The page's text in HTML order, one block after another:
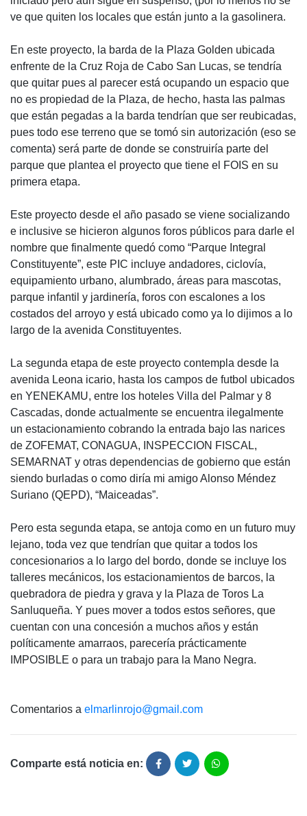
ve que quiten los locales que están junto a la gasolinera.
En este proyecto, la barda de la Plaza Golden ubicada
enfrente de la Cruz Roja de Cabo San Lucas, se tendría
que quitar pues al parecer está ocupando un espacio que
no es propiedad de la Plaza, de hecho, hasta las palmas
que están pegadas a la barda tendrían que ser reubicadas,
pues todo ese terreno que se tomó sin autorización (eso se
comenta) será parte de donde se construiría parte del
parque que plantea el proyecto que tiene el FOIS en su
primera etapa.
Este proyecto desde el año pasado se viene socializando
e inclusive se hicieron algunos foros públicos para darle el
nombre que finalmente quedó como “Parque Integral
Constituyente”, este PIC incluye andadores, ciclovía,
equipamiento urbano, alumbrado, áreas para mascotas,
parque infantil y jardinería, foros con escalones a los
costados del arroyo y está ubicado como ya lo dijimos a lo
largo de la avenida Constituyentes.
La segunda etapa de este proyecto contempla desde la
avenida Leona icario, hasta los campos de futbol ubicados
en YENEKAMU, entre los hoteles Villa del Palmar y 8
Cascadas, donde actualmente se encuentra ilegalmente
un estacionamiento cobrando la entrada bajo las narices
de ZOFEMAT, CONAGUA, INSPECCION FISCAL,
SEMARNAT y otras dependencias de gobierno que están
siendo burladas o como diría mi amigo Alonso Méndez
Suriano (QEPD), “Maiceadas”.
Pero esta segunda etapa, se antoja como en un futuro muy
lejano, toda vez que tendrían que quitar a todos los
concesionarios a lo largo del bordo, donde se incluye los
talleres mecánicos, los estacionamientos de barcos, la
quebradora de piedra y grava y la Plaza de Toros La
Sanluqueña. Y pues mover a todos estos señores, que
cuentan con una concesión a muchos años y están
políticamente amarraos, parecería prácticamente
IMPOSIBLE o para un trabajo para la Mano Negra.
Comentarios a elmarlinrojo@gmail.com
Comparte está noticia en: